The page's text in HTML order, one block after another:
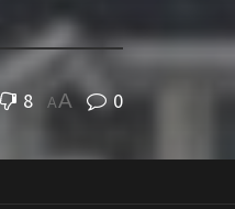
8 A A 0